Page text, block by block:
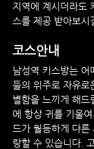
지역에 계시더라도
스를 제공 받아보시
코스안내
남성역 키스방는 어
들의 위주로 자유로
별함을 느끼게 해드
에 항상 귀를 기울
드가 월등하게 다
랑할 수 있습니다.